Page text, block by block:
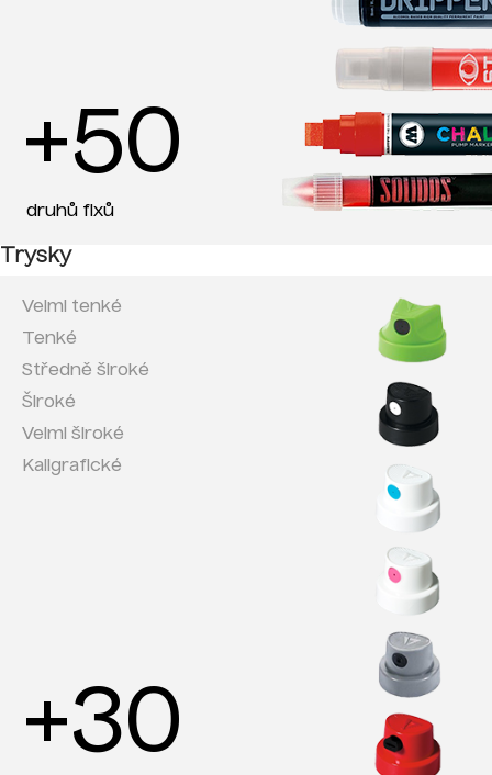
+50
druhů fixů
Trysky
Velmi tenké
Tenké
Středně široké
Široké
Velmi široké
Kaligrafické
+30